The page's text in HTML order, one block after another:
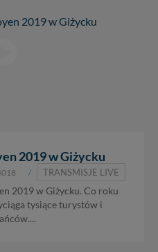
2019 w Giżycku
/
TRANSMISJE LIVE
2019 w Giżycku. Co roku
tysiące turystów i